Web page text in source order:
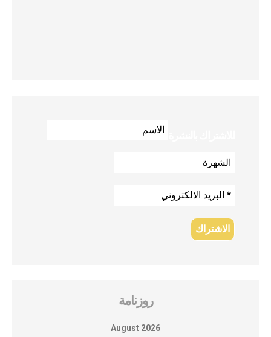
روزنامة
August 2026